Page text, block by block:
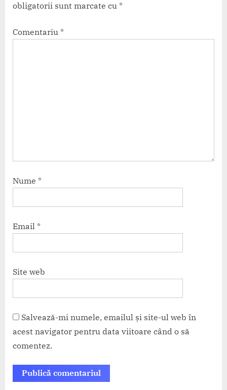
obligatorii sunt marcate cu *
Comentariu *
Nume *
Email *
Site web
Salvează-mi numele, emailul și site-ul web în
acest navigator pentru data viitoare când o să
comentez.